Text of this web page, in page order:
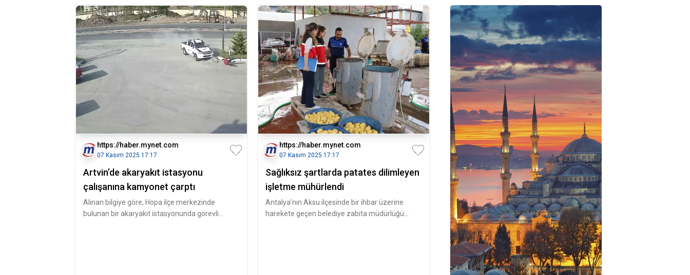
https://haber.mynet.com
07 Kasım 2025 17:17
Artvin’de akaryakıt istasyonu
çalışanına kamyonet çarptı
Alınan bilgiye göre, Hopa ilçe merkezinde
bulunan bir akaryakıt istasyonunda görevli
https://haber.mynet.com
07 Kasım 2025 17:17
Sağlıksız şartlarda patates dilimleyen
işletme mühürlendi
Antalya’nın Aksu ilçesinde bir ihbar üzerine
harekete geçen belediye zabıta müdürlüğü